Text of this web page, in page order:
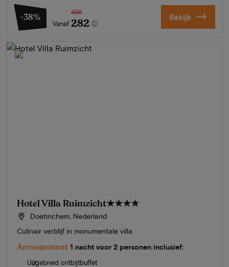
-38%
Vanaf
456
282 Bekijk
Hotel Villa Ruimzicht★★★★
Doetinchem, Nederland
Culinair verblijf in monumentale villa
Arrangement 1 nacht voor 2 personen inclusief:
Uitgebreid ontbijtbuffet